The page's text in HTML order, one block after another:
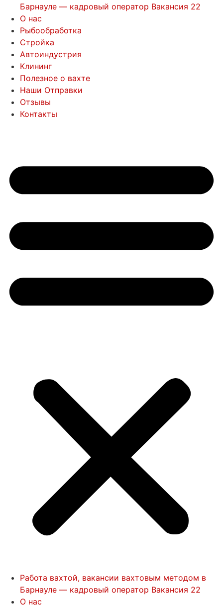
Барнауле — кадровый оператор Вакансия 22
О нас
Рыбообработка
Стройка
Автоиндустрия
Клининг
Полезное о вахте
Наши Отправки
Отзывы
Контакты
Работа вахтой, вакансии вахтовым методом в
Барнауле — кадровый оператор Вакансия 22
О нас